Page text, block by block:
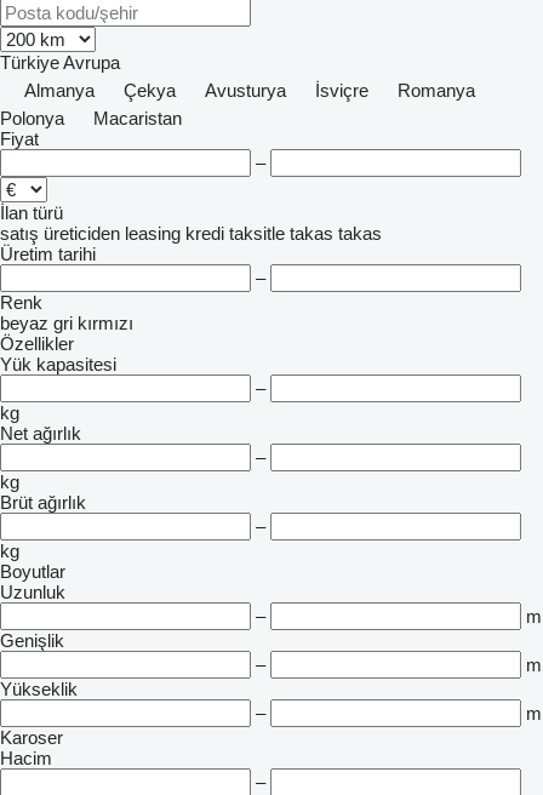
TürkiyeAvrupa
Almanya
Çekya Avusturya İsviçre
Romanya
Polonya
Macaristan
Fiyat
–
İlan türü
satış üreticiden leasing kredi taksitle takas takas
Üretim tarihi
–
Renk
beyaz gri kırmızı
Özellikler
Yük kapasitesi
–
kg
Net ağırlık
–
kg
Brüt ağırlık
–
kg
Boyutlar
Uzunluk
–
m
Genişlik
–
m
Yükseklik
–
m
Karoser
Hacim
–